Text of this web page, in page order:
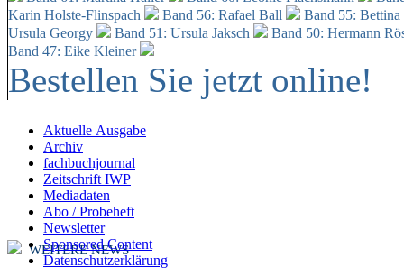
Karin Holste-Flinspach
Band 56: Rafael Ball
Band 55:
Ursula Georgy
Band 51: Ursula Jaksch Band 50: Hermann
Band 47: Eike Kleiner
Bestellen Sie jetzt online!
Aktuelle Ausgabe
Archiv
fachbuchjournal
Zeitschrift IWP
Mediadaten
Abo / Probeheft
Newsletter
Sponsored Content
Datenschutzerklärung
WEITERE NEWS